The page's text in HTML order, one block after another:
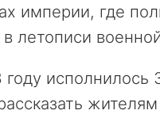
империи, где
летописи
году исполнилось